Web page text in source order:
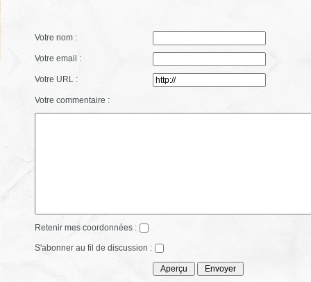
Votre nom :
Votre email :
Votre URL :
Votre commentaire :
Retenir mes coordonnées :
S'abonner au fil de discussion :